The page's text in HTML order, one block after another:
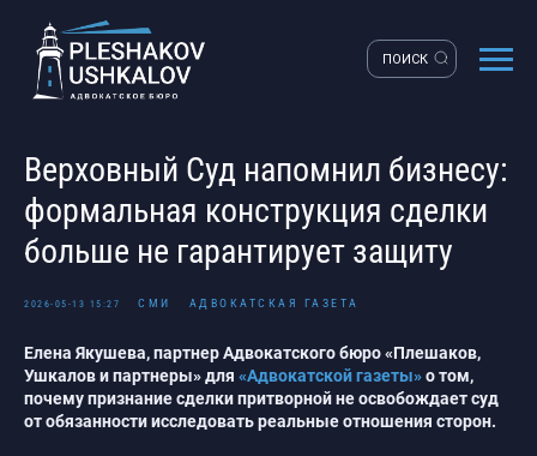
ПОИСК
Верховный Суд напомнил бизнесу:
формальная конструкция сделки
больше не гарантирует защиту
2026-05-13 15:27 СМИ АДВОКАТСКАЯ ГАЗЕТА
Елена Якушева, партнер Адвокатского бюро «Плешаков,
Ушкалов и партнеры» для «Адвокатской газеты»о том,
почему признание сделки притворной не освобождает суд
от обязанности исследовать реальные отношения сторон.